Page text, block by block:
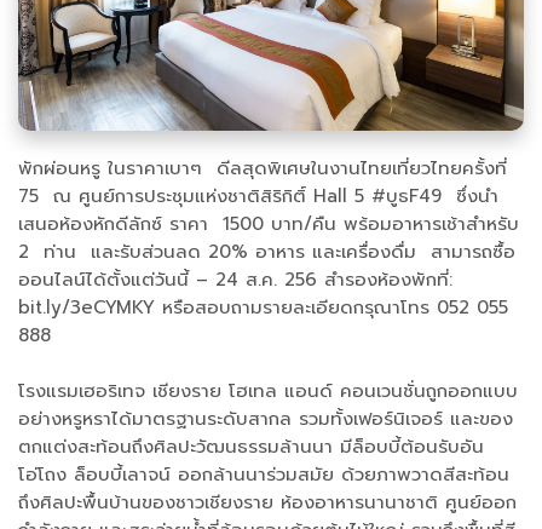
พักผ่อนหรู ในราคาเบาๆ ดีลสุดพิเศษในงานไทยเที่ยวไทยครั้งที่
75 ณ ศูนย์การประชุมแห่งชาติสิริกิติ์ Hall 5 #บูธF49 ซึ่งนำ
เสนอห้องหักดีลักซ์ ราคา 1500 บาท/คืน พร้อมอาหารเช้าสำหรับ
2 ท่าน และรับส่วนลด 20% อาหาร และเครื่องดื่ม สามารถซื้อ
ออนไลน์ได้ตั้งแต่วันนี้ – 24 ส.ค. 256 สำรองห้องพักที่:
bit.ly/3eCYMKY หรือสอบถามรายละเอียดกรุณาโทร 052 055
888
โรงแรมเฮอริเทจ เชียงราย โฮเทล แอนด์ คอนเวนชั่นถูกออกแบบ
อย่างหรูหราได้มาตรฐานระดับสากล รวมทั้งเฟอร์นิเจอร์ และของ
ตกแต่งสะท้อนถึงศิลปะวัฒนธรรมล้านนา มีล็อบบี้ต้อนรับอัน
โอ่โถง ล็อบบี้เลาจน์ ออกล้านนาร่วมสมัย ด้วยภาพวาดสีสะท้อน
ถึงศิลปะพื้นบ้านของชาวเชียงราย ห้องอาหารนานาชาติ ศูนย์ออก